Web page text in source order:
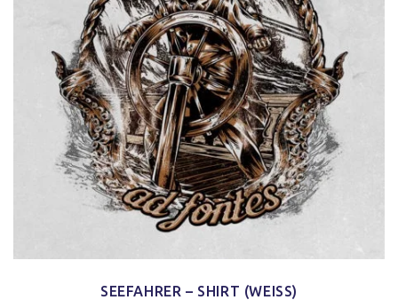
SEEFAHRER – SHIRT (WEISS)